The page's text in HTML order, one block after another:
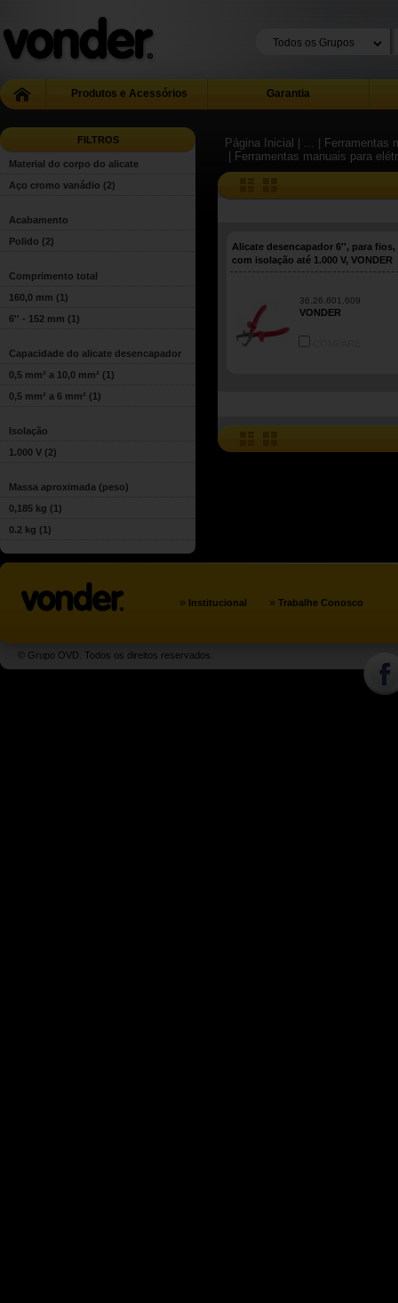
Produtos e Acessórios Garantia
FILTROS
Material do corpo do alicate
Aço cromo vanádio (2)
Acabamento
Polido (2)
Comprimento total
160,0 mm (1)
6'' - 152 mm (1)
Capacidade do alicate desencapador
0,5 mm² a 10,0 mm² (1)
0,5 mm² a 6 mm² (1)
Isolação
1.000 V (2)
Massa aproximada (peso)
0,185 kg (1)
0.2 kg (1)
Página Inicial | ...
|
| Ferramentas manuais para
Alicate desencapador 6'', para fios,
com isolação até 1.000 V, VONDER
36.26.601.609
VONDER
» Institucional » Trabalhe Conosco
© Grupo OVD. Todos os direitos reservados.